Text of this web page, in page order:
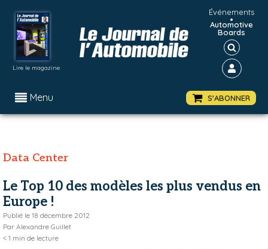
Lire le magazine
Événements
•
Automotive
Boards
Menu S'ABONNER
Data Center
Le Top 10 des modèles les plus vendus en
Europe !
Publié le 18 décembre 2012
Par Alexandre Guillet
< 1 min de lecture